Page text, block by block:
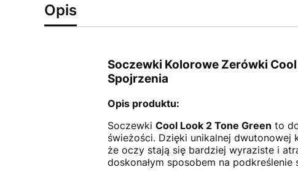
Opis
Soczewki Kolorowe Zerówki
Spojrzenia
Opis produktu:
Soczewki Cool Look 2 Tone Green to
świeżości. Dzięki unikalnej dwutonowej
że oczy stają się bardziej wyraziste i
doskonałym sposobem na